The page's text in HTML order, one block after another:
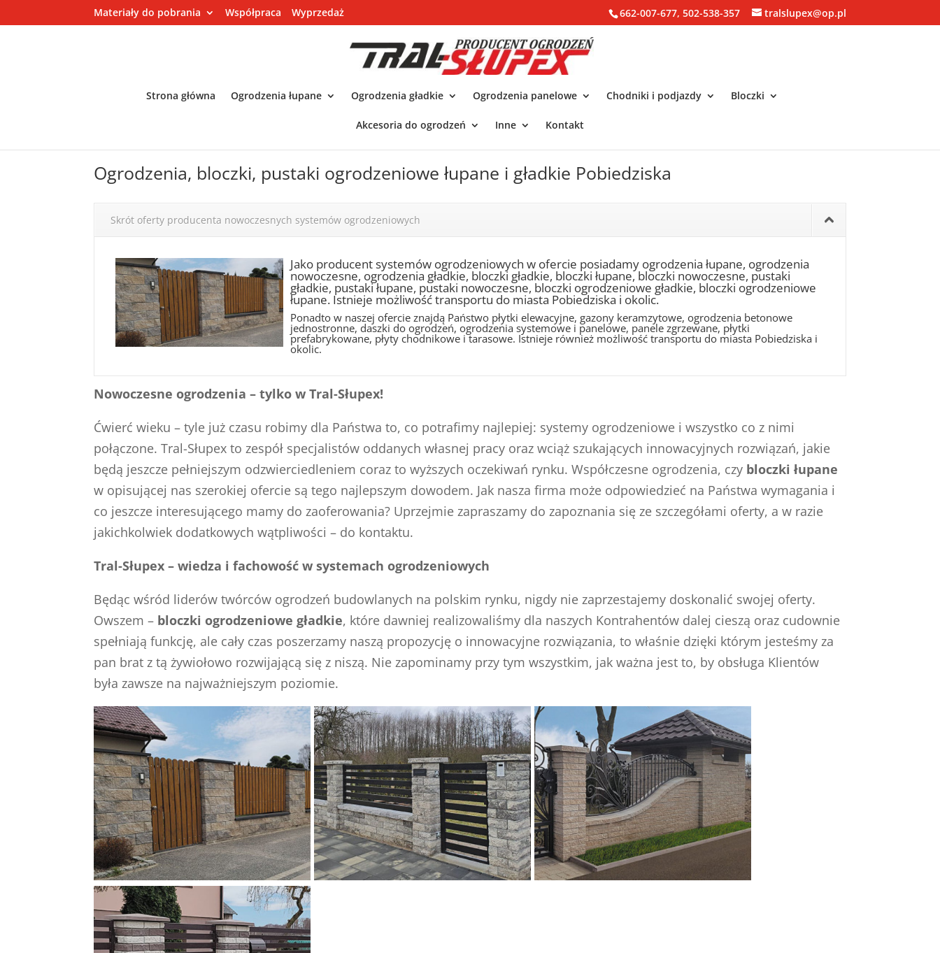
662-007-677, 502-538-357 tralslupex@op.pl
Materiały do pobrania Współpraca Wyprzedaż
Strona główna Ogrodzenia łupane Ogrodzenia gładkie Ogrodzenia panelowe Chodniki i podjazdy Bloczki
Akcesoria do ogrodzeń Inne Kontakt
Ogrodzenia, bloczki, pustaki ogrodzeniowe łupane i gładkie Pobiedziska
Skrót oferty producenta nowoczesnych systemów ogrodzeniowych
Jako producent systemów ogrodzeniowych w ofercie posiadamy ogrodzenia łupane, ogrodzenia
nowoczesne, ogrodzenia gładkie, bloczki gładkie, bloczki łupane, bloczki nowoczesne, pustaki
gładkie, pustaki łupane, pustaki nowoczesne, bloczki ogrodzeniowe gładkie, bloczki ogrodzeniowe
łupane. Istnieje możliwość transportu do miasta Pobiedziska i okolic.
Ponadto w naszej ofercie znajdą Państwo płytki elewacyjne, gazony keramzytowe, ogrodzenia betonowe
jednostronne, daszki do ogrodzeń, ogrodzenia systemowe i panelowe, panele zgrzewane, płytki
prefabrykowane, płyty chodnikowe i tarasowe. Istnieje również możliwość transportu do miasta Pobiedziska i
okolic.
Nowoczesne ogrodzenia – tylko w Tral-Słupex!
Ćwierć wieku – tyle już czasu robimy dla Państwa to, co potrafimy najlepiej: systemy ogrodzeniowe i wszystko co z nimi
połączone. Tral-Słupex to zespół specjalistów oddanych własnej pracy oraz wciąż szukających innowacyjnych rozwiązań, jakie
będą jeszcze pełniejszym odzwierciedleniem coraz to wyższych oczekiwań rynku. Współczesne ogrodzenia, czy bloczki łupane
w opisującej nas szerokiej ofercie są tego najlepszym dowodem. Jak nasza firma może odpowiedzieć na Państwa wymagania i
co jeszcze interesującego mamy do zaoferowania? Uprzejmie zapraszamy do zapoznania się ze szczegółami oferty, a w razie
jakichkolwiek dodatkowych wątpliwości – do kontaktu.
Tral-Słupex – wiedza i fachowość w systemach ogrodzeniowych
Będąc wśród liderów twórców ogrodzeń budowlanych na polskim rynku, nigdy nie zaprzestajemy doskonalić swojej oferty.
Owszem – bloczki ogrodzeniowe gładkie, które dawniej realizowaliśmy dla naszych Kontrahentów dalej cieszą oraz cudownie
spełniają funkcję, ale cały czas poszerzamy naszą propozycję o innowacyjne rozwiązania, to właśnie dzięki którym jesteśmy za
pan brat z tą żywiołowo rozwijającą się z niszą. Nie zapominamy przy tym wszystkim, jak ważna jest to, by obsługa Klientów
była zawsze na najważniejszym poziomie.